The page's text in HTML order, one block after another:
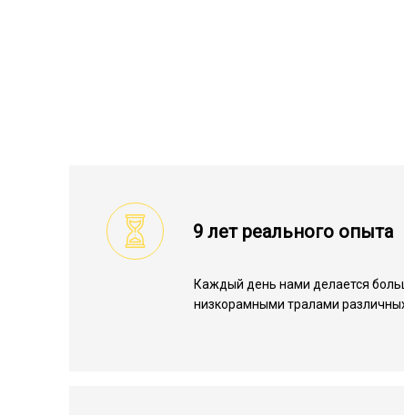
9 лет реального опыта
Каждый день нами делается
низкорамными тралами